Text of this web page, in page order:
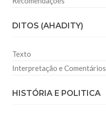
DITOS (AHADITY)
Texto
Interpretação e Comentários
HISTÓRIA E POLITICA